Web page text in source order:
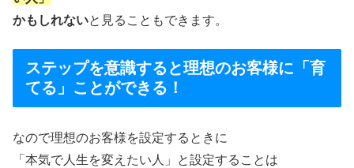
かもしれないと見ることもできます。
ステップを意識すると理想のお客様に「育
てる」ことができる！
なので理想のお客様を設定するときに
「本気で人生を変えたい人」と設定することは